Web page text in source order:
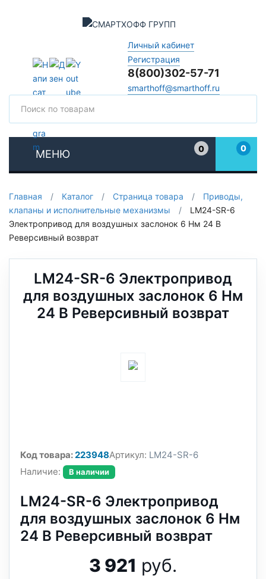
Личный кабинет
Регистрация
8(800)302-57-71
smarthoff@smarthoff.ru
МЕНЮ
0
0
Главная / Каталог / Страница товара /
Приводы,
клапаны и исполнительные механизмы
/
LM24-SR-6
Электропривод для воздушных заслонок 6 Нм 24 В
Реверсивный возврат
LM24-SR-6 Электропривод
для воздушных заслонок 6 Нм
24 В Реверсивный возврат
Код товара:223948Артикул: LM24-SR-6
Наличие:
В наличии
LM24-SR-6 Электропривод
для воздушных заслонок 6 Нм
24 В Реверсивный возврат
3 921 руб.